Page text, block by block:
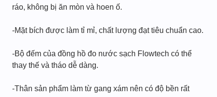
ráo, không bị ăn mòn và hoen ố.
-Mặt bích được làm tỉ mỉ, chất lượng đạt tiêu chuẩn cao.
-Bộ đếm của đồng hồ đo nước sạch Flowtech có thể
thay thế và tháo dễ dàng.
-Thân sản phẩm làm từ gang xám nên có độ bền rất